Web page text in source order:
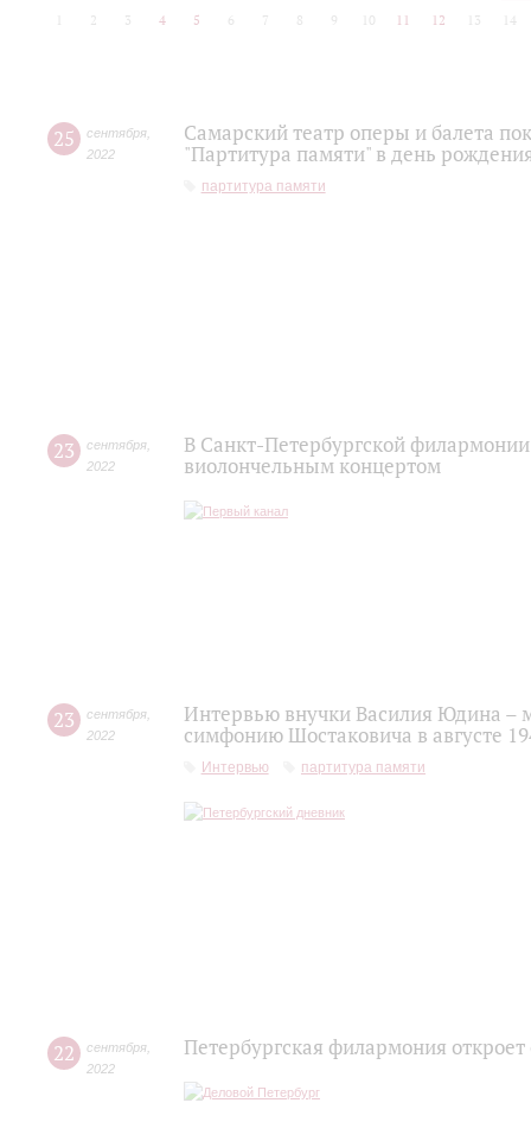
2 3 4 5 6 7 8 9 10 11 12 13 14
25 сентября
2022
Самарский театр оперы и балета
"Партитура памяти" в день
партитура памяти
23 сентября
2022
В Санкт-Петербургской
виолончельным концертом
23 сентября
2022
Интервью внучки Василия Юдина –
симфонию Шостаковича в августе
Интервью партитура памяти
22 сентября
2022
Петербургская филармония